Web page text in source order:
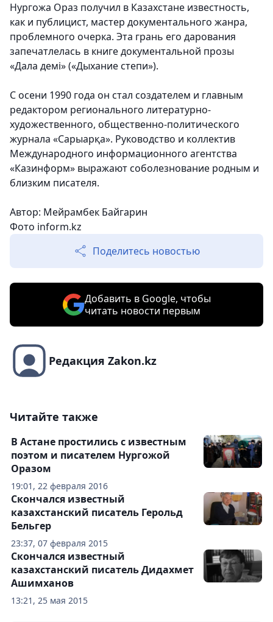
Нургожа Ораз получил в Казахстане известность,
как и публицист, мастер документального жанра,
проблемного очерка. Эта грань его дарования
запечатлелась в книге документальной прозы
«Дала демі» («Дыхание степи»).
C осени 1990 года он стал создателем и главным
редактором регионального литературно-
художественного, общественно-политического
журнала «Сарыарқа». Руководство и коллектив
Международного информационного агентства
«Казинформ» выражают соболезнование родным и
близким писателя.
Автор: Мейрамбек Байгарин
Фото inform.kz
Поделитесь новостью
Добавить в Google, чтобы
читать новости первым
Редакция Zakon.kz
Читайте также
19:01, 22 февраля 2016
В Астане простились с известным
поэтом и писателем Нургожой
Оразом
23:37, 07 февраля 2015
Скончался известный
казахстанский писатель Герольд
Бельгер
13:21, 25 мая 2015
Скончался известный
казахстанский писатель Дидахмет
Ашимханов